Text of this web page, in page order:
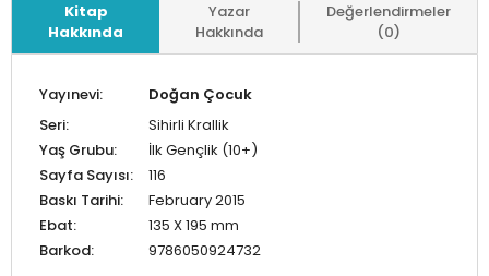
Kitap
Hakkında
Yazar
Hakkında
Değerlendirmeler
(0)
Yayınevi:
Doğan Çocuk
Seri:
Sihirli Krallik
Yaş Grubu:
İlk Gençlik (10+)
Sayfa Sayısı:
116
Baskı Tarihi:
February 2015
Ebat:
135 X 195 mm
Barkod:
9786050924732